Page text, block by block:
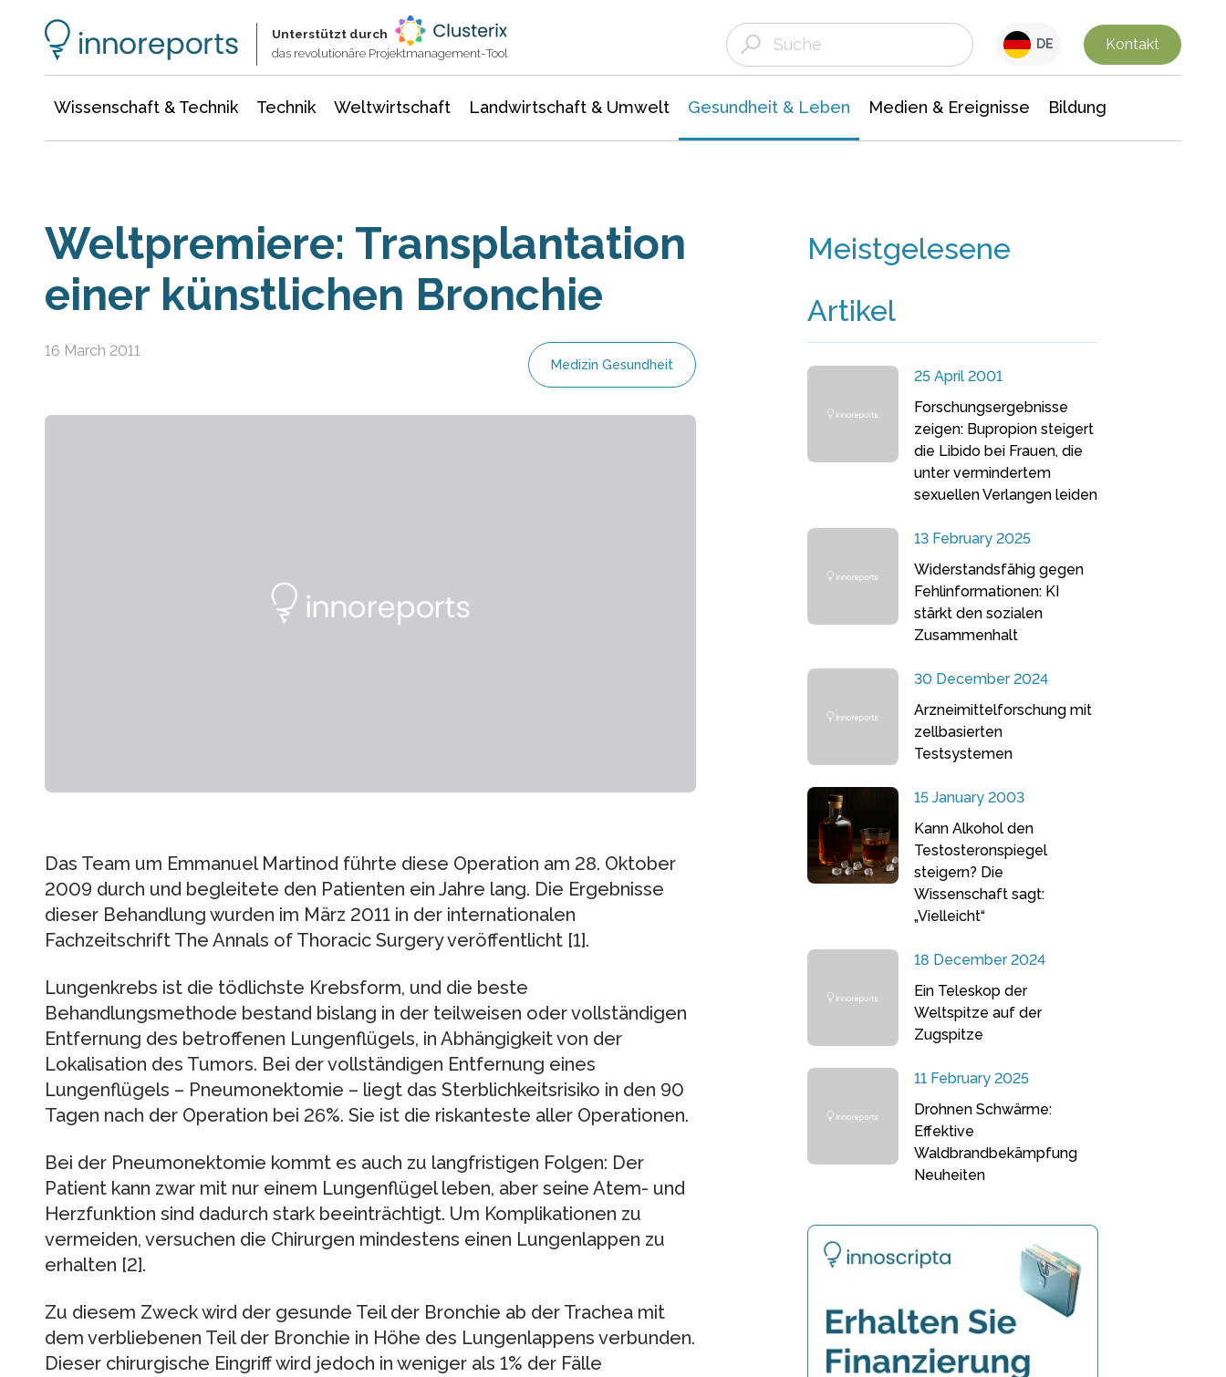
Unterstützt durch
das revolutionäre Projektmanagement-Tool
DE Kontakt
Wissenschaft & Technik Technik Weltwirtschaft Landwirtschaft & Umwelt Gesundheit & Leben Medien & Ereignisse Bildung
Weltpremiere: Transplantation
einer künstlichen Bronchie
16 March 2011
Medizin Gesundheit
Das Team um Emmanuel Martinod führte diese Operation am 28. Oktober
2009 durch und begleitete den Patienten ein Jahre lang. Die Ergebnisse
dieser Behandlung wurden im März 2011 in der internationalen
Fachzeitschrift The Annals of Thoracic Surgery veröffentlicht [1].
Lungenkrebs ist die tödlichste Krebsform, und die beste
Behandlungsmethode bestand bislang in der teilweisen oder vollständigen
Entfernung des betroffenen Lungenflügels, in Abhängigkeit von der
Lokalisation des Tumors. Bei der vollständigen Entfernung eines
Lungenflügels – Pneumonektomie – liegt das Sterblichkeitsrisiko in den 90
Tagen nach der Operation bei 26%. Sie ist die riskanteste aller Operationen.
Bei der Pneumonektomie kommt es auch zu langfristigen Folgen: Der
Patient kann zwar mit nur einem Lungenflügel leben, aber seine Atem- und
Herzfunktion sind dadurch stark beeinträchtigt. Um Komplikationen zu
vermeiden, versuchen die Chirurgen mindestens einen Lungenlappen zu
erhalten [2].
Zu diesem Zweck wird der gesunde Teil der Bronchie ab der Trachea mit
dem verbliebenen Teil der Bronchie in Höhe des Lungenlappens verbunden.
Dieser chirurgische Eingriff wird jedoch in weniger als 1% der Fälle
Meistgelesene
Artikel
25 April 2001
Forschungsergebnisse
zeigen: Bupropion steigert
die Libido bei Frauen, die
unter vermindertem
sexuellen Verlangen leiden
13 February 2025
Widerstandsfähig gegen
Fehlinformationen: KI
stärkt den sozialen
Zusammenhalt
30 December 2024
Arzneimittelforschung mit
zellbasierten
Testsystemen
15 January 2003
Kann Alkohol den
Testosteronspiegel
steigern? Die
Wissenschaft sagt:
„Vielleicht“
18 December 2024
Ein Teleskop der
Weltspitze auf der
Zugspitze
11 February 2025
Drohnen Schwärme:
Effektive
Waldbrandbekämpfung
Neuheiten